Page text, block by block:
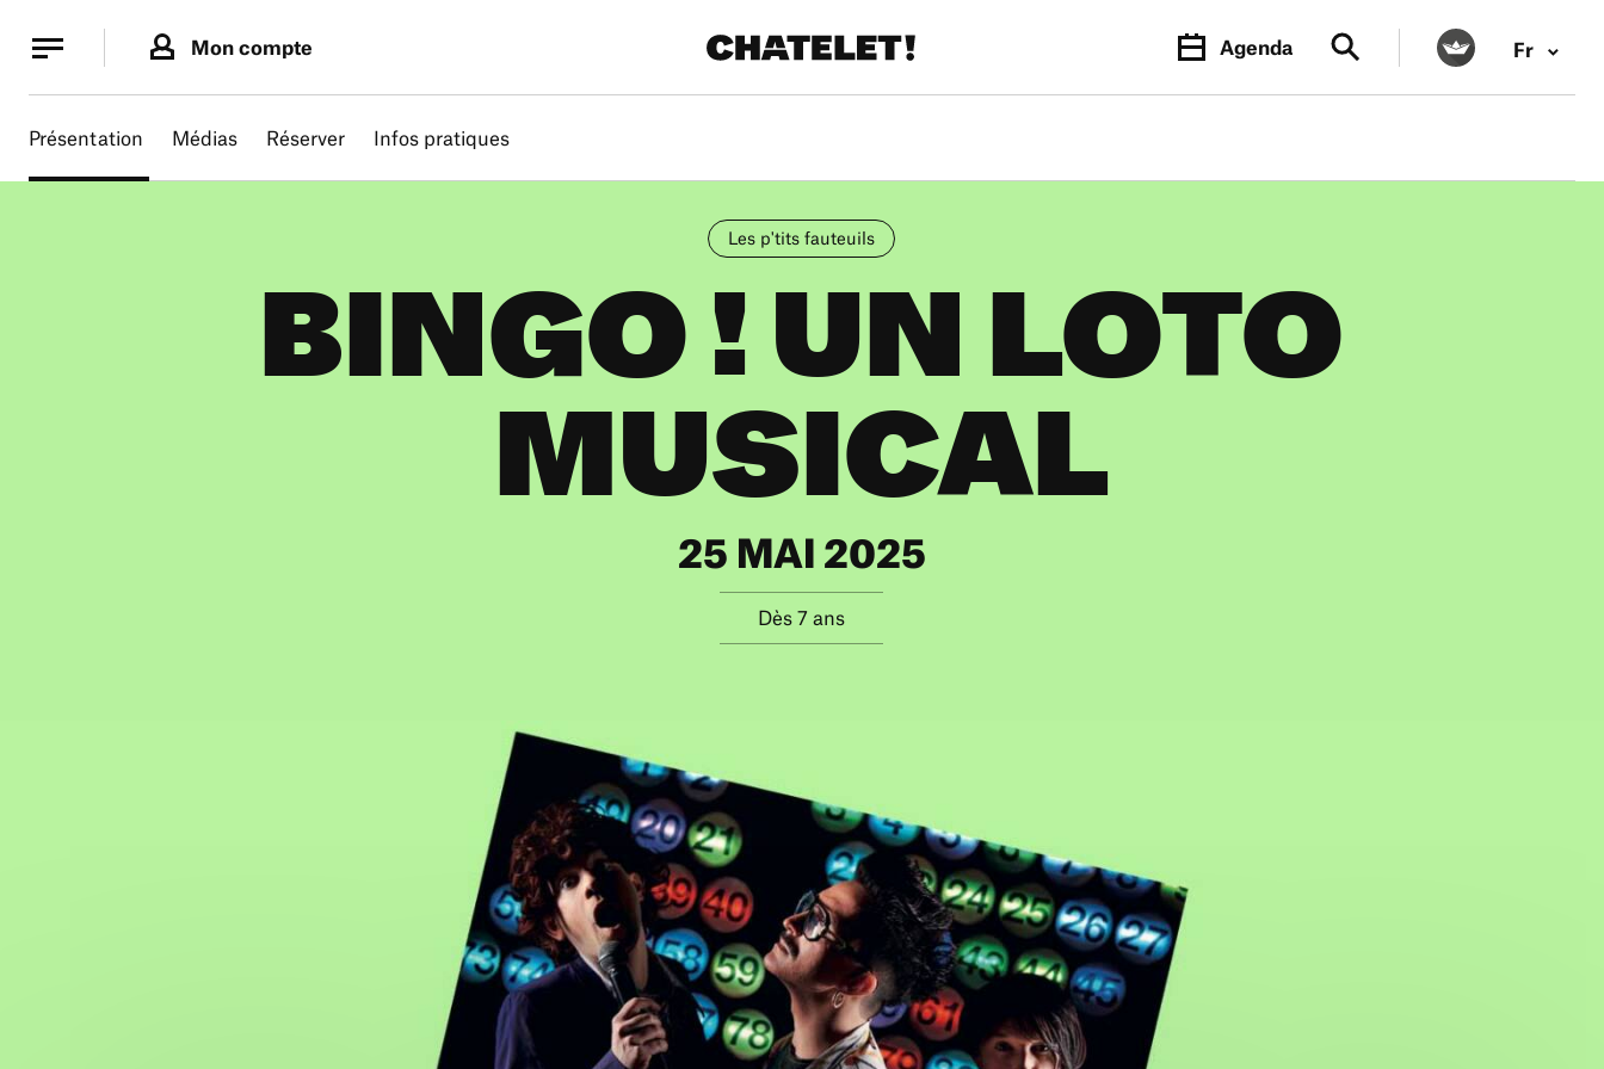
Mon compte Agenda Fr
Présentation Médias Réserver Infos pratiques
Les p'tits fauteuils
BINGO ! UN LOTO
MUSICAL
25 MAI 2025
Dès 7 ans